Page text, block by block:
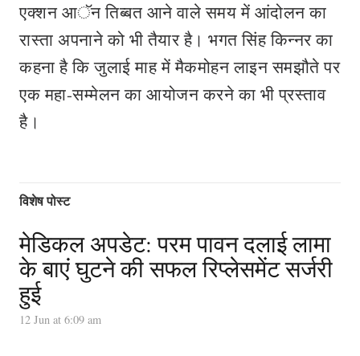
एक्शन आॅन तिब्बत आने वाले समय में आंदोलन का
रास्ता अपनाने को भी तैयार है। भगत सिंह किन्नर का
कहना है कि जुलाई माह में मैकमोहन लाइन समझौते पर
एक महा-सम्मेलन का आयोजन करने का भी प्रस्ताव
है।
विशेष पोस्ट
मेडिकल अपडेट: परम पावन दलाई लामा
के बाएं घुटने की सफल रिप्लेसमेंट सर्जरी
हुई
12 Jun at 6:09 am